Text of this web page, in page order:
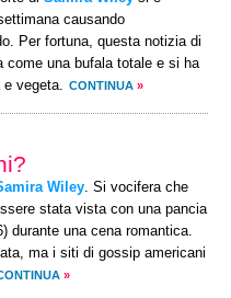
causando
Per fortuna, questa notizia di
come una bufala totale e si ha
e vegeta. CONTINUA »
Wiley. Si vocifera che
stata vista con una pancia
durante una cena romantica.
ma i siti di gossip americani
»